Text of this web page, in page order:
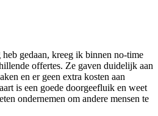
gedaan, kreeg ik binnen no-time
offertes. Ze gaven duidelijk aan
en er geen extra kosten aan
is een goede doorgeefluik en weet
ondernemen om andere mensen te